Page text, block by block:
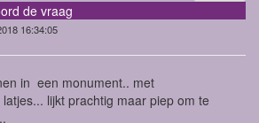
de vraag
16:34:05
in een monument.. met
lijkt prachtig maar piep om te